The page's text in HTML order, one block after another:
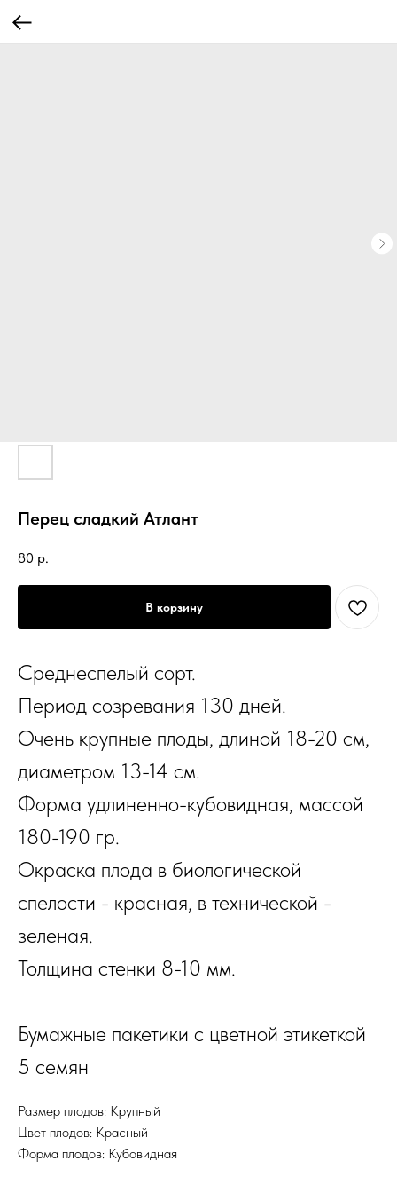
Перец сладкий Атлант
80 р.
В корзину
Среднеспелый сорт.
Период созревания 130 дней.
Очень крупные плоды, длиной 18-20 см,
диаметром 13-14 см.
Форма удлиненно-кубовидная, массой
180-190 гр.
Окраска плода в биологической
спелости - красная, в технической -
зеленая.
Толщина стенки 8-10 мм.
Бумажные пакетики с цветной этикеткой
5 семян
Размер плодов: Крупный
Цвет плодов: Красный
Форма плодов: Кубовидная